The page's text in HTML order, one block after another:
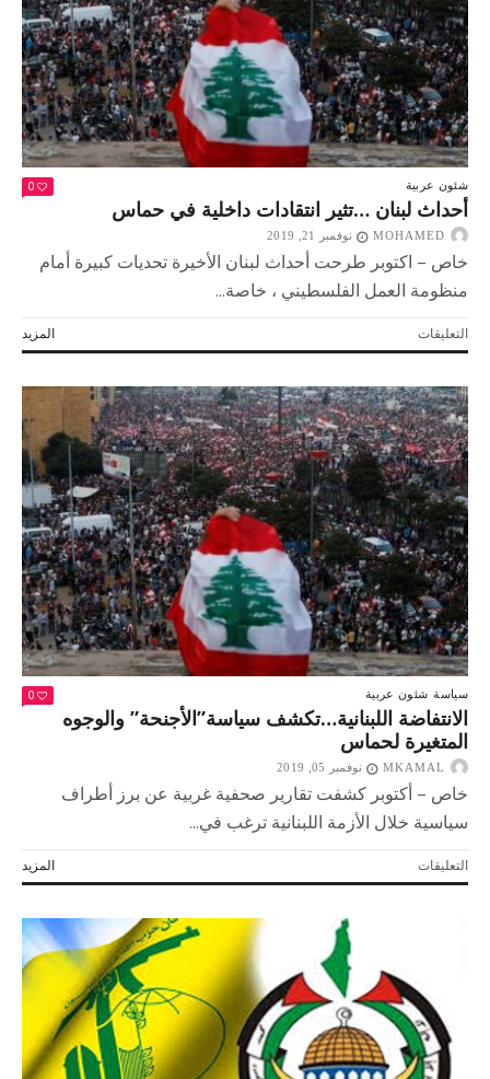
العاروري
الأخير
مغلقة
شئون عربية 0
أحداث لبنان …تثير انتقادات داخلية في حماس
MOHAMED نوفمبر 21, 2019
خاص – اكتوبر طرحت أحداث لبنان الأخيرة تحديات كبيرة أمام
منظومة العمل الفلسطيني ، خاصة...
المزيد التعليقاتعلى
أحداث
…
تثير
انتقادات
داخلية
في
حماس
مغلقة
سياسة شئون عربية 0
الانتفاضة اللبنانية…تكشف سياسة”الأجنحة” والوجوه
المتغيرة لحماس
MKAMAL نوفمبر 05, 2019
خاص – أكتوبر كشفت تقارير صحفية غربية عن برز أطراف
سياسية خلال الأزمة اللبنانية ترغب في...
المزيد التعليقاتعلى
الانتفاضة
سياسة”الأجنحة”
المتغيرة
لحماس
مغلقة